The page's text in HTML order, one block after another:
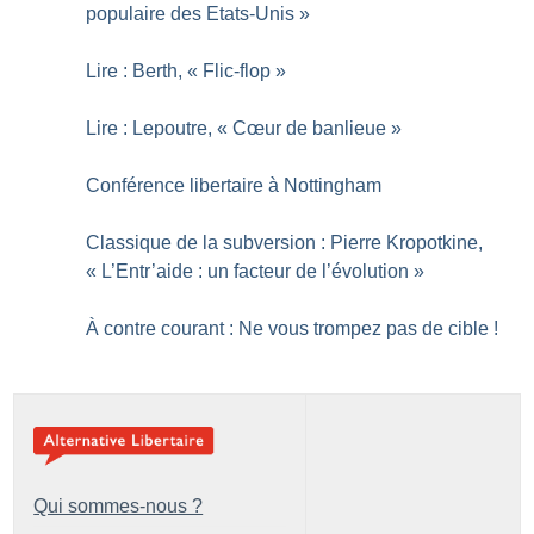
populaire des Etats-Unis »
Lire : Berth, « Flic-flop »
Lire : Lepoutre, « Cœur de banlieue »
Conférence libertaire à Nottingham
Classique de la subversion : Pierre Kropotkine,
« L’Entr’aide : un facteur de l’évolution »
À contre courant : Ne vous trompez pas de cible !
Qui sommes-nous ?